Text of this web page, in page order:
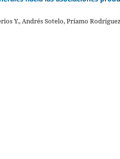
Y., Andrés Sotelo, Príamo